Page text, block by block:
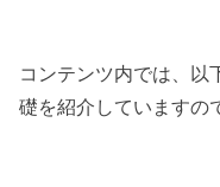
コンテンツ内では、以
礎を紹介していますの